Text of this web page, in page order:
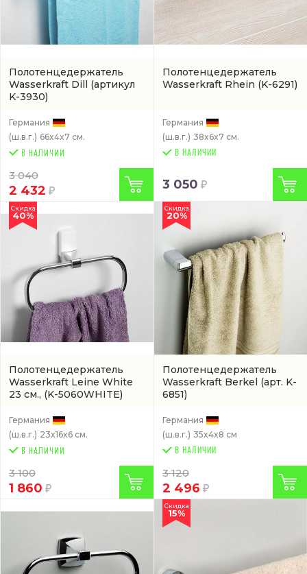
Полотенцедержатель
Wasserkraft Dill (артикул
K-3930)
Германия
(ш.в.г.) 66x4x7 см.
3 040
2 432
Полотенцедержатель
Wasserkraft Rhein (K-6291)
Германия
(ш.в.г.) 38x6x7 см.
В НАЛИЧИИ
3 050
Полотенцедержатель
Wasserkraft Leine White
23 см., (K-5060WHITE)
Скидка
40%
Германия
(ш.в.г.) 23x16x6 см.
3 100
1 860
Полотенцедержатель
Wasserkraft Berkel (арт. K-
6851)
Скидка
20%
Германия
(ш.в.г.) 35x4x8 см
В НАЛИЧИИ
3 120
2 496
Скидка
15%